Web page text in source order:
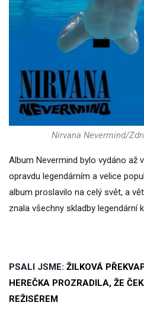
Nirvana Nevermind/
Album Nevermind bylo vydáno až
opravdu legendárním a velice
album proslavilo na celý svět, a
znala všechny skladby legendární
PSALI JSME: ŽILKOVÁ
HEREČKA PROZRADILA, ŽE
REŽISÉREM